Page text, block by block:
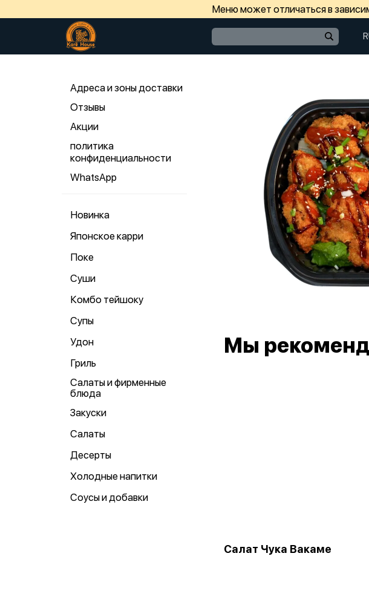
Меню может отличаться в
Адреса и зоны доставки
Отзывы
Акции
политика
конфиденциальности
WhatsApp
Новинка
Японское карри
Поке
Суши
Комбо тейшоку
Супы
Удон
Гриль
Салаты и фирменные
блюда
Закуски
Салаты
Десерты
Холодные напитки
Соусы и добавки
Мы
Салат Чука Вакаме